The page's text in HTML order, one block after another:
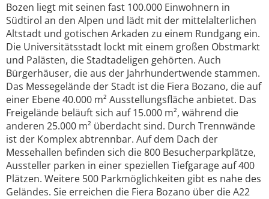
Bozen liegt mit seinen fast 100.000 Einwohnern in
Südtirol an den Alpen und lädt mit der mittelalterlichen
Altstadt und gotischen Arkaden zu einem Rundgang ein.
Die Universitätsstadt lockt mit einem großen Obstmarkt
und Palästen, die Stadtadeligen gehörten. Auch
Bürgerhäuser, die aus der Jahrhundertwende stammen.
Das Messegelände der Stadt ist die Fiera Bozano, die auf
einer Ebene 40.000 m² Ausstellungsfläche anbietet. Das
Freigelände beläuft sich auf 15.000 m², während die
anderen 25.000 m² überdacht sind. Durch Trennwände
ist der Komplex abtrennbar. Auf dem Dach der
Messehallen befinden sich die 800 Besucherparkplätze,
Aussteller parken in einer speziellen Tiefgarage auf 400
Plätzen. Weitere 500 Parkmöglichkeiten gibt es nahe des
Geländes. Sie erreichen die Fiera Bozano über die A22